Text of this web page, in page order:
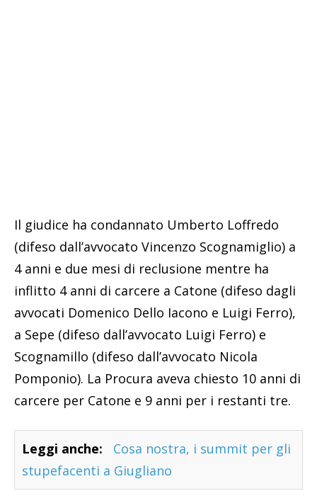
Il giudice ha condannato Umberto Loffredo
(difeso dall’avvocato Vincenzo Scognamiglio) a
4 anni e due mesi di reclusione mentre ha
inflitto 4 anni di carcere a Catone (difeso dagli
avvocati Domenico Dello Iacono e Luigi Ferro),
a Sepe (difeso dall’avvocato Luigi Ferro) e
Scognamillo (difeso dall’avvocato Nicola
Pomponio). La Procura aveva chiesto 10 anni di
carcere per Catone e 9 anni per i restanti tre.
Leggi anche:
Cosa nostra, i summit per gli
stupefacenti a Giugliano